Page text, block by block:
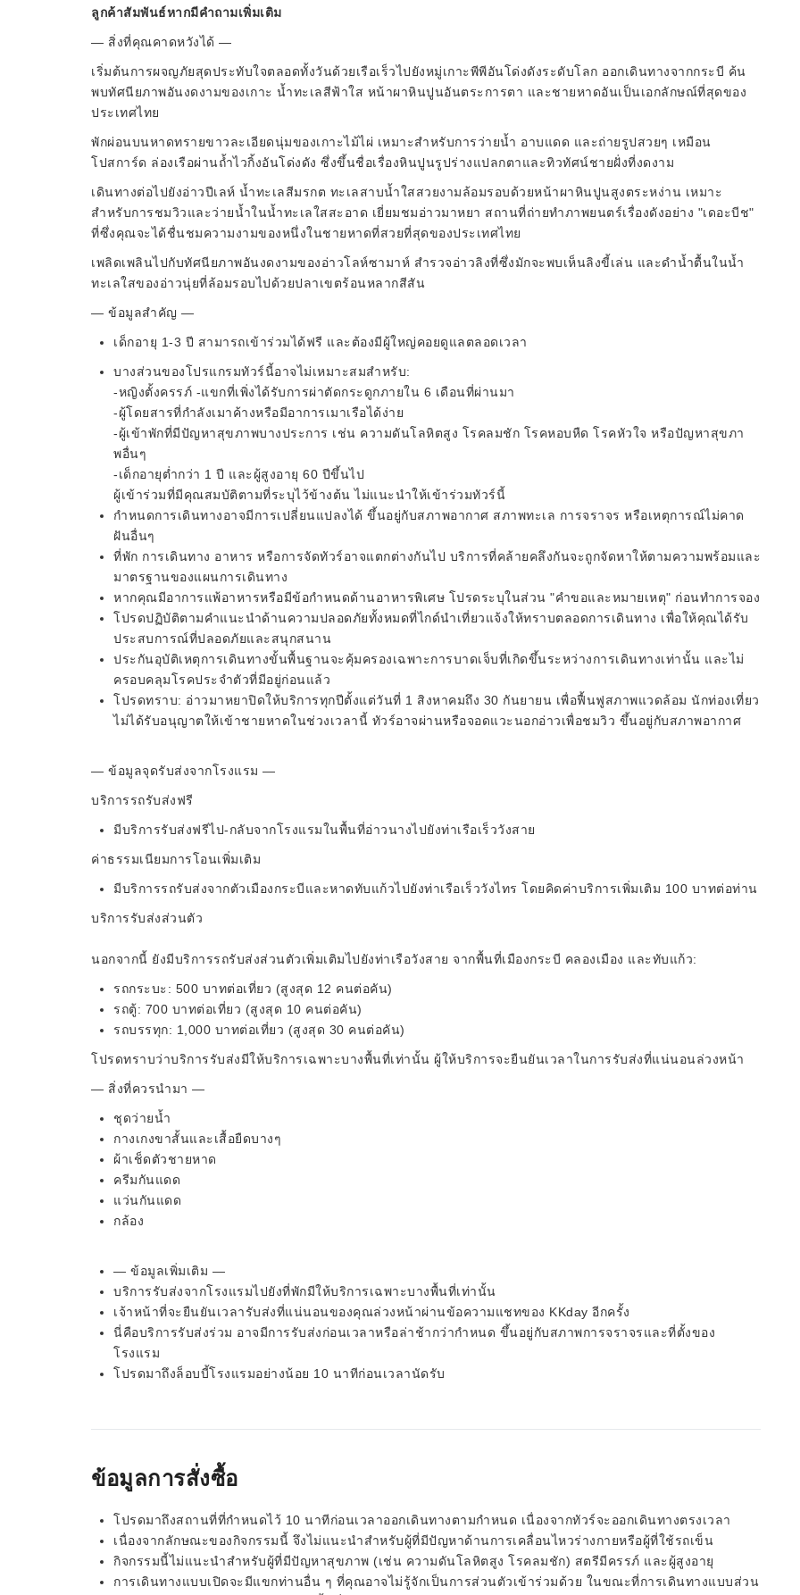
ลูกค้าสัมพันธ์หากมีคำถามเพิ่มเติม
— สิ่งที่คุณคาดหวังได้ —
เริ่มต้นการผจญภัยสุดประทับใจตลอดทั้งวันด้วยเรือเร็วไปยังหมู่เกาะพีพีอันโด่งดังระดับโลก ออกเดินทางจากกระบี ค้น
พบทัศนียภาพอันงดงามของเกาะ น้ำทะเลสีฟ้าใส หน้าผาหินปูนอันตระการตา และชายหาดอันเป็นเอกลักษณ์ที่สุดของ
ประเทศไทย
พักผ่อนบนหาดทรายขาวละเอียดนุ่มของเกาะไม้ไผ่ เหมาะสำหรับการว่ายน้ำ อาบแดด และถ่ายรูปสวยๆ เหมือน
โปสการ์ด ล่องเรือผ่านถ้ำไวกิ้งอันโด่งดัง ซึ่งขึ้นชื่อเรื่องหินปูนรูปร่างแปลกตาและทิวทัศน์ชายฝั่งที่งดงาม
เดินทางต่อไปยังอ่าวปีเลห์ น้ำทะเลสีมรกต ทะเลสาบน้ำใสสวยงามล้อมรอบด้วยหน้าผาหินปูนสูงตระหง่าน เหมาะ
สำหรับการชมวิวและว่ายน้ำในน้ำทะเลใสสะอาด เยี่ยมชมอ่าวมาหยา สถานที่ถ่ายทำภาพยนตร์เรื่องดังอย่าง "เดอะบีช"
ที่ซึ่งคุณจะได้ชื่นชมความงามของหนึ่งในชายหาดที่สวยที่สุดของประเทศไทย
เพลิดเพลินไปกับทัศนียภาพอันงดงามของอ่าวโลห์ซามาห์ สำรวจอ่าวลิงที่ซึ่งมักจะพบเห็นลิงขี้เล่น และดำน้ำตื้นในน้ำ
ทะเลใสของอ่าวนุ่ยที่ล้อมรอบไปด้วยปลาเขตร้อนหลากสีสัน
— ข้อมูลสำคัญ —
เด็กอายุ 1-3 ปี สามารถเข้าร่วมได้ฟรี และต้องมีผู้ใหญ่คอยดูแลตลอดเวลา
บางส่วนของโปรแกรมทัวร์นี้อาจไม่เหมาะสมสำหรับ:
-หญิงตั้งครรภ์ -แขกที่เพิ่งได้รับการผ่าตัดกระดูกภายใน 6 เดือนที่ผ่านมา
-ผู้โดยสารที่กำลังเมาค้างหรือมีอาการเมาเรือได้ง่าย
-ผู้เข้าพักที่มีปัญหาสุขภาพบางประการ เช่น ความดันโลหิตสูง โรคลมชัก โรคหอบหืด โรคหัวใจ หรือปัญหาสุขภา
พอื่นๆ
-เด็กอายุต่ำกว่า 1 ปี และผู้สูงอายุ 60 ปีขึ้นไป
ผู้เข้าร่วมที่มีคุณสมบัติตามที่ระบุไว้ข้างต้น ไม่แนะนำให้เข้าร่วมทัวร์นี้
กำหนดการเดินทางอาจมีการเปลี่ยนแปลงได้ ขึ้นอยู่กับสภาพอากาศ สภาพทะเล การจราจร หรือเหตุการณ์ไม่คาด
ฝันอื่นๆ
ที่พัก การเดินทาง อาหาร หรือการจัดทัวร์อาจแตกต่างกันไป บริการที่คล้ายคลึงกันจะถูกจัดหาให้ตามความพร้อมและ
มาตรฐานของแผนการเดินทาง
หากคุณมีอาการแพ้อาหารหรือมีข้อกำหนดด้านอาหารพิเศษ โปรดระบุในส่วน "คำขอและหมายเหตุ" ก่อนทำการจอง
โปรดปฏิบัติตามคำแนะนำด้านความปลอดภัยทั้งหมดที่ไกด์นำเที่ยวแจ้งให้ทราบตลอดการเดินทาง เพื่อให้คุณได้รับ
ประสบการณ์ที่ปลอดภัยและสนุกสนาน
ประกันอุบัติเหตุการเดินทางขั้นพื้นฐานจะคุ้มครองเฉพาะการบาดเจ็บที่เกิดขึ้นระหว่างการเดินทางเท่านั้น และไม่
ครอบคลุมโรคประจำตัวที่มีอยู่ก่อนแล้ว
โปรดทราบ: อ่าวมาหยาปิดให้บริการทุกปีตั้งแต่วันที่ 1 สิงหาคมถึง 30 กันยายน เพื่อฟื้นฟูสภาพแวดล้อม นักท่องเที่ยว
ไม่ได้รับอนุญาตให้เข้าชายหาดในช่วงเวลานี้ ทัวร์อาจผ่านหรือจอดแวะนอกอ่าวเพื่อชมวิว ขึ้นอยู่กับสภาพอากาศ
— ข้อมูลจุดรับส่งจากโรงแรม —
บริการรถรับส่งฟรี
มีบริการรับส่งฟรีไป-กลับจากโรงแรมในพื้นที่อ่าวนางไปยังท่าเรือเร็ววังสาย
ค่าธรรมเนียมการโอนเพิ่มเติม
มีบริการรถรับส่งจากตัวเมืองกระบีและหาดทับแก้วไปยังท่าเรือเร็ววังไทร โดยคิดค่าบริการเพิ่มเติม 100 บาทต่อท่าน
บริการรับส่งส่วนตัว
นอกจากนี้ ยังมีบริการรถรับส่งส่วนตัวเพิ่มเติมไปยังท่าเรือวังสาย จากพื้นที่เมืองกระบี คลองเมือง และทับแก้ว:
รถกระบะ: 500 บาทต่อเที่ยว (สูงสุด 12 คนต่อคัน)
รถตู้: 700 บาทต่อเที่ยว (สูงสุด 10 คนต่อคัน)
รถบรรทุก: 1,000 บาทต่อเที่ยว (สูงสุด 30 คนต่อคัน)
โปรดทราบว่าบริการรับส่งมีให้บริการเฉพาะบางพื้นที่เท่านั้น ผู้ให้บริการจะยืนยันเวลาในการรับส่งที่แน่นอนล่วงหน้า
— สิ่งที่ควรนำมา —
ชุดว่ายน้ำ
กางเกงขาสั้นและเสื้อยืดบางๆ
ผ้าเช็ดตัวชายหาด
ครีมกันแดด
แว่นกันแดด
กล้อง
— ข้อมูลเพิ่มเติม —
บริการรับส่งจากโรงแรมไปยังที่พักมีให้บริการเฉพาะบางพื้นที่เท่านั้น
เจ้าหน้าที่จะยืนยันเวลารับส่งที่แน่นอนของคุณล่วงหน้าผ่านข้อความแชทของ KKday อีกครั้ง
นี่คือบริการรับส่งร่วม อาจมีการรับส่งก่อนเวลาหรือล่าช้ากว่ากำหนด ขึ้นอยู่กับสภาพการจราจรและที่ตั้งของ
โรงแรม
โปรดมาถึงล็อบบี้โรงแรมอย่างน้อย 10 นาทีก่อนเวลานัดรับ
ข้อมูลการสั่งซื้อ
โปรดมาถึงสถานที่ที่กำหนดไว้ 10 นาทีก่อนเวลาออกเดินทางตามกำหนด เนื่องจากทัวร์จะออกเดินทางตรงเวลา
เนื่องจากลักษณะของกิจกรรมนี้ จึงไม่แนะนำสำหรับผู้ที่มีปัญหาด้านการเคลื่อนไหวร่างกายหรือผู้ที่ใช้รถเข็น
กิจกรรมนี้ไม่แนะนำสำหรับผู้ที่มีปัญหาสุขภาพ (เช่น ความดันโลหิตสูง โรคลมชัก) สตรีมีครรภ์ และผู้สูงอายุ
การเดินทางแบบเปิดจะมีแขกท่านอื่น ๆ ที่คุณอาจไม่รู้จักเป็นการส่วนตัวเข้าร่วมด้วย ในขณะที่การเดินทางแบบส่วน